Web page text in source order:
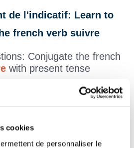
cookies
de personnaliser le
de l'indicatif: Learn to
french verb suivre
Conjugate the french
with present tense
the verbs and tenses of your choice,
Indicatif Présent